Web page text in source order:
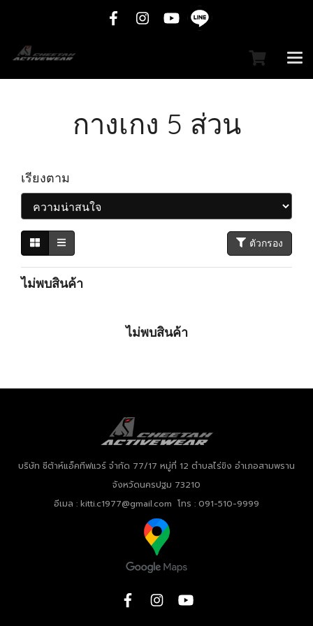
กางเกง 5 ส่วน
เรียงตาม
ตัวกรอง
ไม่พบสินค้า
ไม่พบสินค้า
บริษัท ชีต้าห์แอ็คทีฟแวร์ จำกัด 77/17 หมู่ที่ 12 ตำบลไร่ขิง อำเภอสามพราน
จังหวัดนครปฐม 73210
อีเมล : kitti.c1977@gmail.com โทร : 091-510-9999